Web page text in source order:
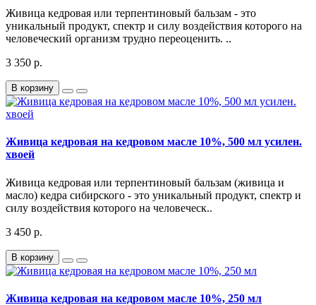
Живица кедровая или терпентиновый бальзам - это
уникальный продукт, спектр и силу воздействия которого на
человеческий организм трудно переоценить. ..
3 350 р.
В корзину
Живица кедровая на кедровом масле 10%, 500 мл усилен.
хвоей
Живица кедровая или терпентиновый бальзам (живица и
масло) кедра сибирского - это уникальный продукт, спектр и
силу воздействия которого на человеческ..
3 450 р.
В корзину
Живица кедровая на кедровом масле 10%, 250 мл